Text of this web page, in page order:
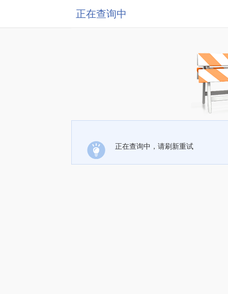
正在查询中
正在查询中，请刷新重试